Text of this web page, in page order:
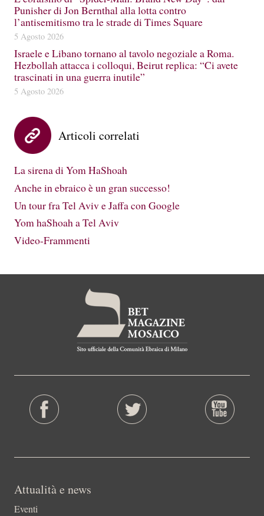
Punisher di Jon Bernthal alla lotta contro
l’antisemitismo tra le strade di Times Square
5 Agosto 2026
Israele e Libano tornano al tavolo negoziale a Roma.
Hezbollah attacca i colloqui, Beirut replica: “Ci avete
trascinati in una guerra inutile”
5 Agosto 2026
Articoli correlati
La sirena di Yom HaShoah
Anche in ebraico è un gran successo!
Un tour fra Tel Aviv e Jaffa con Google
Yom haShoah a Tel Aviv
Video-Frammenti
Attualità e news
Eventi